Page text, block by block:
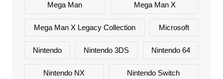
Mega Man Mega Man X
Mega Man X Legacy Collection Microsoft
Nintendo Nintendo 3DS Nintendo 64
Nintendo NX Nintendo Switch